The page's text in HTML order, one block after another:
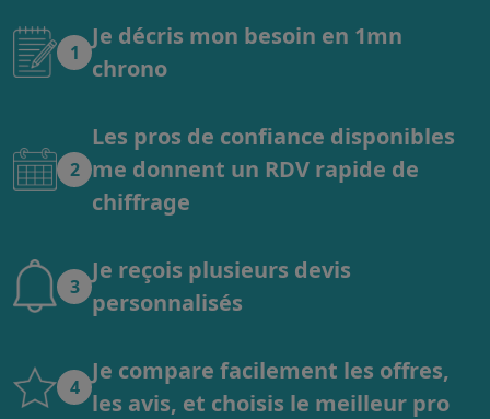
1
Je décris mon besoin en 1mn
chrono
2
Les pros de confiance disponibles
me donnent un RDV rapide de
chiffrage
3
Je reçois plusieurs devis
personnalisés
4
Je compare facilement les offres,
les avis, et choisis le meilleur pro